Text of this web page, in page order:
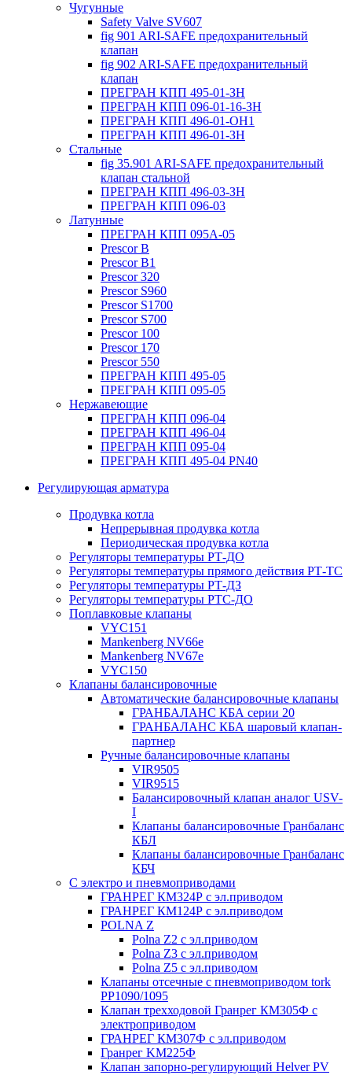
Чугунные
Safety Valve SV607
fig 901 ARI-SAFE предохранительный
клапан
fig 902 ARI-SAFE предохранительный
клапан
ПРЕГРАН КПП 495-01-ЗН
ПРЕГРАН КПП 096-01-16-ЗН
ПРЕГРАН КПП 496-01-ОН1
ПРЕГРАН КПП 496-01-ЗН
Стальные
fig 35.901 ARI-SAFE предохранительный
клапан стальной
ПРЕГРАН КПП 496-03-ЗН
ПРЕГРАН КПП 096-03
Латунные
ПРЕГРАН КПП 095А-05
Prescor B
Prescor B1
Prescor 320
Prescor S960
Prescor S1700
Prescor S700
Prescor 100
Prescor 170
Prescor 550
ПРЕГРАН КПП 495-05
ПРЕГРАН КПП 095-05
Нержавеющие
ПРЕГРАН КПП 096-04
ПРЕГРАН КПП 496-04
ПРЕГРАН КПП 095-04
ПРЕГРАН КПП 495-04 PN40
Регулирующая арматура
Продувка котла
Непрерывная продувка котла
Периодическая продувка котла
Регуляторы температуры РТ-ДО
Регуляторы температуры прямого действия РТ-ТС
Регуляторы температуры РТ-ДЗ
Регуляторы температуры РТС-ДО
Поплавковые клапаны
VYC151
Mankenberg NV66e
Mankenberg NV67e
VYC150
Клапаны балансировочные
Автоматические балансировочные клапаны
ГРАНБАЛАНС КБА серии 20
ГРАНБАЛАНС КБА шаровый клапан-
партнер
Ручные балансировочные клапаны
VIR9505
VIR9515
Балансировочный клапан аналог USV-
I
Клапаны балансировочные Гранбаланс
КБЛ
Клапаны балансировочные Гранбаланс
КБЧ
С электро и пневмоприводами
ГРАНРЕГ КМ324Р с эл.приводом
ГРАНРЕГ КМ124Р с эл.приводом
POLNA Z
Polna Z2 с эл.приводом
Polna Z3 с эл.приводом
Polna Z5 с эл.приводом
Клапаны отсечные с пневмоприводом tork
PP1090/1095
Клапан трехходовой Гранрег КМ305Ф с
электроприводом
ГРАНРЕГ КМ307Ф с эл.приводом
Гранрег KM225Ф
Клапан запорно-регулирующий Helver PV